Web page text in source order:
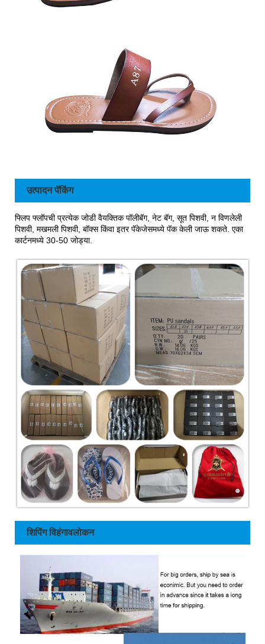
उत्पादन पॅकिंग
फ्लिप फ्लॉपची प्रत्येक जोडी वैयक्तिक पॉलीबॅग, नेट बॅग, सूत पिशवी, न विणलेली
पिशवी, मखमली पिशवी, बॉक्स किंवा इतर पॅकेजेसमध्ये पॅक केली जाऊ शकते. एका
कार्टनमध्ये 30-50 जोड्या.
शिपिंग विहंगावलोकन